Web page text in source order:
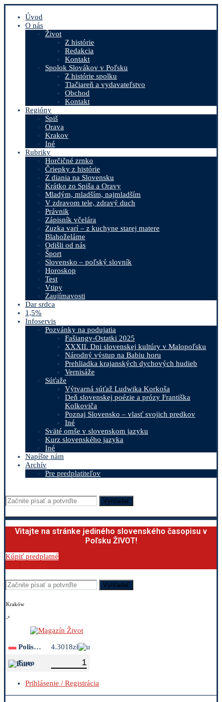
Úvod
O nás
Život
Z histórie
Redakcia
Kontakt
Spolok Slovákov v Poľsku
Z histórie spolku
Tlačiareň a vydavateľstvo
Obchod
Kontakt
Regióny
Spiš
Orava
Krakov
Iné
Rubriky
Horčičné zrnko
Čriepky z histórie
Z diania na Slovensku
Krátko zo Spiša a Oravy
Mladým, mladším, najmladším
V zdravom tele, zdravý duch
Právnik
Zápisník včelára
Zuzka varí – z kuchyne starej matere
Blahoželáme
Odišli od nás
Šport
Slovensko – poľský slovník
Horoskop
Test
Vtipy
Zaujímavosti
Dar srdca
1,5%
Infoservis
Pozvánky na podujatia
Fašiangy-Ostatki 2025
XXXII. Dni slovenskej kultúry v Malopoľsku
Národný výstup na Babiu horu
Prehliadka krajanských dychových hudieb
Vernisáže
Súťaže
Výtvarná súťaž Ludwika Korkoša
Deň slovenskej poézie a prózy Františka
Kolkoviča
Poznaj Slovensko – vlasť svojich predkov
Iné
Sväté omše v slovenskom jazyku
Kurz slovenského jazyka
Iné
Napíšte nám
Archív
Pre predplatiteľov
Vyhľadať
Vitajte na stránke jediného slovenského časopisu v
Poľsku ŽIVOT!
Kúpiť predplatné
Vyhľadať
Kraków
-º
Polish Zloty
4.3018zł
Euro
Prihlásenie / Registrácia